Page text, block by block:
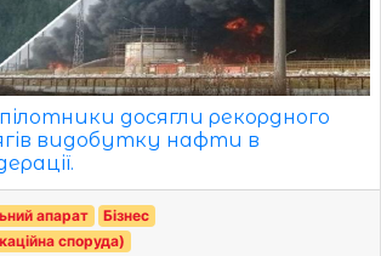
досягли рекордного
видобутку нафти в
апарат
Бізнес
споруда)